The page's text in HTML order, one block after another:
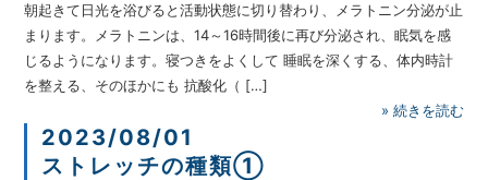
朝起きて日光を浴びると活動状態に切り替わり、メラトニン分泌が止
まります。メラトニンは、14～16時間後に再び分泌され、眠気を感
じるようになります。寝つきをよくして 睡眠を深くする、体内時計
を整える、そのほかにも 抗酸化（ […]
» 続きを読む
2023/08/01
ストレッチの種類①